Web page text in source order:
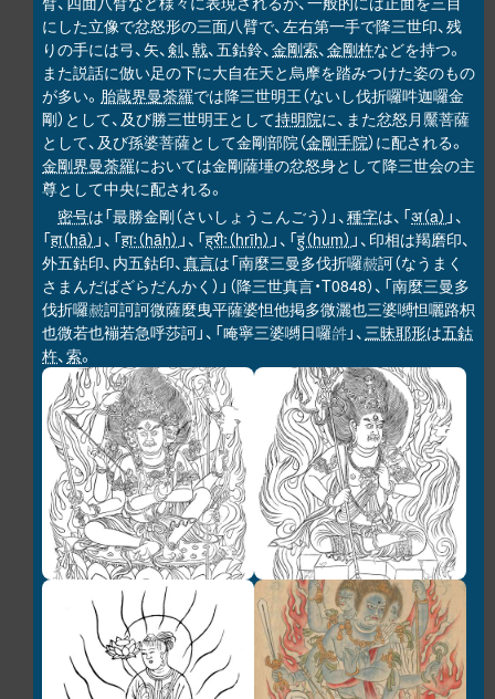
にした立像で忿怒形の三面八臂で、左右第一手で降三世印、残
りの手には弓、矢、剣、戟、五鈷鈴、金剛索、金剛杵などを持つ。
また説話に倣い足の下に大自在天と烏摩を踏みつけた姿のもの
が多い。 胎蔵界曼荼羅では降三世明王（ないし伐折囉吽迦囉金
剛）として、及び勝三世明王として持明院に、また忿怒月黶菩薩
として、及び孫婆菩薩として金剛部院（金剛手院）に配される。
金剛界曼荼羅においては金剛薩埵の忿怒身として降三世会の主
尊として中央に配される。
密号は「最勝金剛（さいしょうこんごう）」、種字は、「अ（a） 」、
「हा（hā） 」、「हाः（hāḥ） 」、「ह्रीः（hrīḥ） 」、「हुं（huṃ） 」、印相は羯磨印、
外五鈷印、内五鈷印、真言は「南麼三曼多伐折囉𧹞訶（なうまく
さまんだばざらだんかく）」（降三世真言・T0848）、「南麼三曼多
伐折囉𧹞訶訶訶微薩麼曳平薩婆怛他掲多微灑也三婆嚩怛囇路枳
也微若也䙖若急呼莎訶」、「唵寧三婆嚩日囉𤙖 」、三昧耶形は五鈷
杵、索。